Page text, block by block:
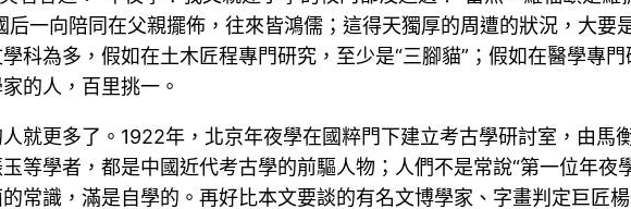
一向陪同在父親擺佈，往來皆鴻儒；這得天獨厚的周遭的狀況，大要
科為多，假如在土木匠程專門研究，至少是“三腳貓”；假如在醫學專
的人，百里挑一。
就更多了。1922年，北京年夜學在國粹門下建立考古學研討室，由馬
等學者，都是中國近代考古學的前驅人物；人們不是常說“第一位年夜
常識，滿是自學的。再好比本文要談的有名文博學家、字畫判定巨匠